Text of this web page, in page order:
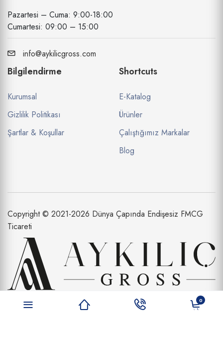
Pazartesi – Cuma: 9:00-18:00
Cumartesi: 09:00 – 15:00
info@aykilicgross.com
Bilgilendirme
Kurumsal
Gizlilik Politikası
Şartlar & Koşullar
Shortcuts
E-Katalog
Ürünler
Çalıştığımız Markalar
Blog
Copyright © 2021-2026 Dünya Çapında Endişesiz FMCG
Ticareti
Aykılıç Dış Ticaret Limited Şirketi bir
Aykılıç Şirketler Topluluğu İştirakidir.
0